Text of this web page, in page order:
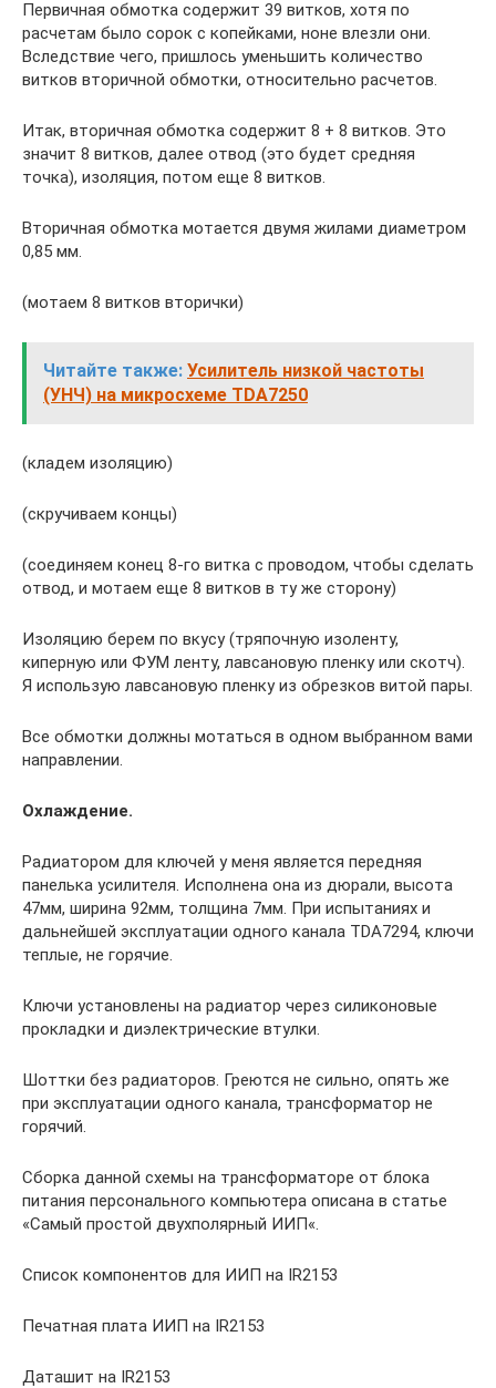
Первичная обмотка содержит 39 витков, хотя по
расчетам было сорок с копейками, ноне влезли они.
Вследствие чего, пришлось уменьшить количество
витков вторичной обмотки, относительно расчетов.
Итак, вторичная обмотка содержит 8 + 8 витков. Это
значит 8 витков, далее отвод (это будет средняя
точка), изоляция, потом еще 8 витков.
Вторичная обмотка мотается двумя жилами диаметром
0,85 мм.
(мотаем 8 витков вторички)
Читайте также: Усилитель низкой частоты
(УНЧ) на микросхеме TDA7250
(кладем изоляцию)
(скручиваем концы)
(соединяем конец 8-го витка с проводом, чтобы сделать
отвод, и мотаем еще 8 витков в ту же сторону)
Изоляцию берем по вкусу (тряпочную изоленту,
киперную или ФУМ ленту, лавсановую пленку или скотч).
Я использую лавсановую пленку из обрезков витой пары.
Все обмотки должны мотаться в одном выбранном вами
направлении.
Охлаждение.
Радиатором для ключей у меня является передняя
панелька усилителя. Исполнена она из дюрали, высота
47мм, ширина 92мм, толщина 7мм. При испытаниях и
дальнейшей эксплуатации одного канала TDA7294, ключи
теплые, не горячие.
Ключи установлены на радиатор через силиконовые
прокладки и диэлектрические втулки.
Шоттки без радиаторов. Греются не сильно, опять же
при эксплуатации одного канала, трансформатор не
горячий.
Сборка данной схемы на трансформаторе от блока
питания персонального компьютера описана в статье
«Самый простой двухполярный ИИП«.
Список компонентов для ИИП на IR2153
Печатная плата ИИП на IR2153
Даташит на IR2153